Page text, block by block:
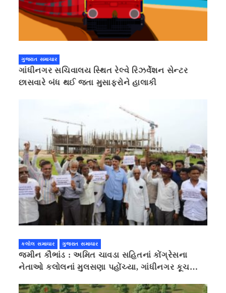
ગુજરાત સમાચાર
ગાંધીનગર સચિવાલય સ્થિત રેલ્વે રિઝર્વેશન સેન્ટર
છાસવારે બંધ થઈ જતા મુસાફરોને હાલાકી
કલોલ સમાચાર ગુજરાત સમાચાર
જમીન કૌભાંડ : અમિત ચાવડા સહિતનાં કોંગ્રેસના
નેતાઓ કલોલનાં મુલસણા પહોંચ્યા, ગાંધીનગર કૂચ